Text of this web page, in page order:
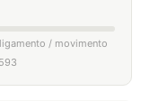
/ movimento